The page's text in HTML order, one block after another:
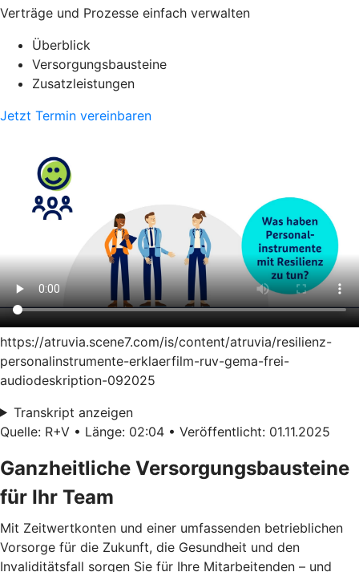
Verträge und Prozesse einfach verwalten
Überblick
Versorgungsbausteine
Zusatzleistungen
Jetzt Termin vereinbaren
https://atruvia.scene7.com/is/content/atruvia/resilienz-
personalinstrumente-erklaerfilm-ruv-gema-frei-
audiodeskription-092025
Transkript anzeigen
Quelle: R+V • Länge: 02:04 • Veröffentlicht: 01.11.2025
Ganzheitliche Versorgungsbausteine
für Ihr Team
Mit Zeitwertkonten und einer umfassenden betrieblichen
Vorsorge für die Zukunft, die Gesundheit und den
Invaliditätsfall sorgen Sie für Ihre Mitarbeitenden – und